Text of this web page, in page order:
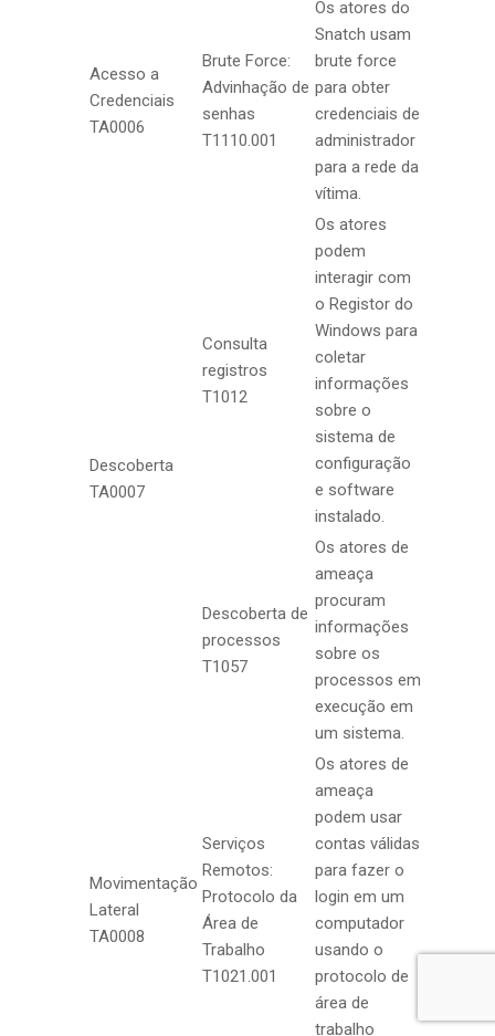
Acesso a
Credenciais
TA0006
Brute Force:
Advinhação de
senhas
T1110.001
Os atores do
Snatch usam
brute force
para obter
credenciais de
administrador
para a rede da
vítima.
Descoberta
TA0007
Consulta
registros
T1012
Os atores
podem
interagir com
o Registor do
Windows para
coletar
informações
sobre o
sistema de
configuração
e software
instalado.
Descoberta de
processos
T1057
Os atores de
ameaça
procuram
informações
sobre os
processos em
execução em
um sistema.
Movimentação
Lateral
TA0008
Serviços
Remotos:
Protocolo da
Área de
Trabalho
T1021.001
Os atores de
ameaça
podem usar
contas válidas
para fazer o
login em um
computador
usando o
protocolo de
área de
trabalho